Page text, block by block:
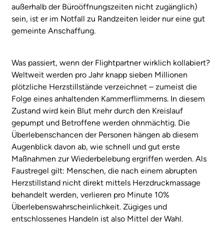
außerhalb der Büroöffnungszeiten nicht zugänglich)
sein, ist er im Notfall zu Randzeiten leider nur eine gut
gemeinte Anschaffung.
Was passiert, wenn der Flightpartner wirklich kollabiert?
Weltweit werden pro Jahr knapp sieben Millionen
plötzliche Herzstillstände verzeichnet – zumeist die
Folge eines anhaltenden Kammerflimmerns. In diesem
Zustand wird kein Blut mehr durch den Kreislauf
gepumpt und Betroffene werden ohnmächtig. Die
Überlebenschancen der Personen hängen ab diesem
Augenblick davon ab, wie schnell und gut erste
Maßnahmen zur Wiederbelebung ergriffen werden. Als
Faustregel gilt: Menschen, die nach einem abrupten
Herzstillstand nicht direkt mittels Herzdruckmassage
behandelt werden, verlieren pro Minute 10%
Überlebenswahrscheinlichkeit. Zügiges und
entschlossenes Handeln ist also Mittel der Wahl.